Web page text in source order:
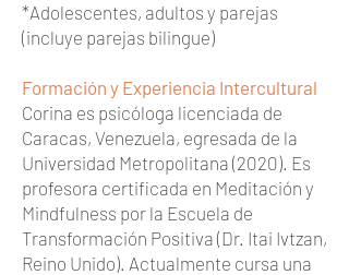
*Adolescentes, adultos y parejas
(incluye parejas bilingue)
Formación y Experiencia Intercultural
Corina es psicóloga licenciada de
Caracas, Venezuela, egresada de la
Universidad Metropolitana (2020). Es
profesora certificada en Meditación y
Mindfulness por la Escuela de
Transformación Positiva (Dr. Itai Ivtzan,
Reino Unido). Actualmente cursa una